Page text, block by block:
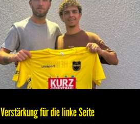
Verstärkung für die linke Seite